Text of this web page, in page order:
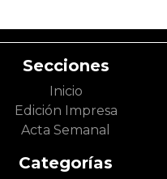
Secciones
Inicio
Edición Impresa
Acta Semanal
Categorías